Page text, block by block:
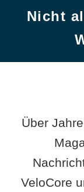
Nicht
Über
VeloCore